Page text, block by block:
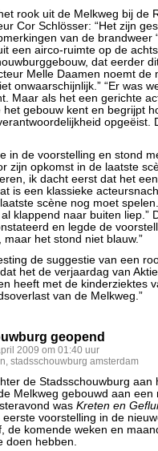
rook uit de Melkweg bij de
Cor Schlösser: “Het zijn
van de brandweer
een airco-ruimte op de
dat eerder
Melle Daamen noemt de
onwaarschijnlijk.” “Er was
Maar als het een gerichte
het gebouw kent en begrijpt
opgeëist.
in de voorstelling en stond
zijn opkomst in de laatste
ik dacht eerst dat het
is een klassieke
scène nog moet
klappend naar buiten liep.”
en legde de
het stond niet blauw.”
de suggestie van een
het de verjaardag van
heeft met de kinderziektes
van de Melkweg.”
geopend
2009 om 01:40 uur
, stadsschouwburg amsterdam
de Stadsschouwburg aan
Melkweg gebouwd aan een
was Kreten en
voorstelling in de
de komende weken en
doen hebben.